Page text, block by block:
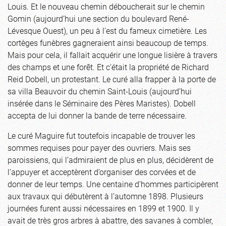
Louis. Et le nouveau chemin déboucherait sur le chemin
Gomin (aujourd’hui une section du boulevard René-
Lévesque Ouest), un peu à l’est du fameux cimetière. Les
cortèges funèbres gagneraient ainsi beaucoup de temps.
Mais pour cela, il fallait acquérir une longue lisière à travers
des champs et une forêt. Et c’était la propriété de Richard
Reid Dobell, un protestant. Le curé alla frapper à la porte de
sa villa Beauvoir du chemin Saint-Louis (aujourd’hui
insérée dans le Séminaire des Pères Maristes). Dobell
accepta de lui donner la bande de terre nécessaire.
Le curé Maguire fut toutefois incapable de trouver les
sommes requises pour payer des ouvriers. Mais ses
paroissiens, qui l’admiraient de plus en plus, décidèrent de
l’appuyer et acceptèrent d’organiser des corvées et de
donner de leur temps. Une centaine d’hommes participèrent
aux travaux qui débutèrent à l’automne 1898. Plusieurs
journées furent aussi nécessaires en 1899 et 1900. Il y
avait de très gros arbres à abattre, des savanes à combler,